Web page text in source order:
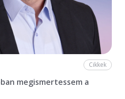
Cikkek
megismertessem a